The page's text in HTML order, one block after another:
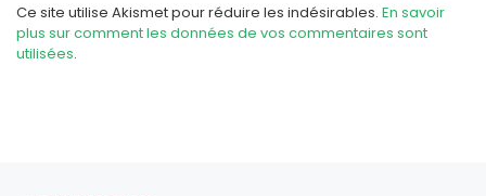
Ce site utilise Akismet pour réduire les indésirables. En savoir
plus sur comment les données de vos commentaires sont
utilisées.